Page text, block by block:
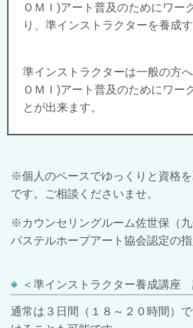
ＯＭＩ)アート普及のためにワー
り、準インストラクターを養成
準インストラクターは一般の方
ＯＭＩ)アート普及のためにワー
とが出来ます。
※個人のペースでゆっくりと資格
です。
ご相談くださいませ。
※カウンセリングルーム佐世保（
パステルホープアート協会認定の指
＜準インストラクター養成講座
通常は３日間（１８～２０時間）